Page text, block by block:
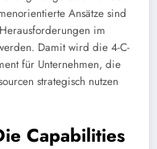
Ansätze sind
im
Damit wird die 4-C-
für Unternehmen, die
strategisch nutzen
Capabilities